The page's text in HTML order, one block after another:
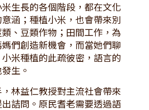
生長的各個階段，都在文化
涵；種植小米，也會帶來別
、豆類作物；田間工作，為
們創造新機會，而當她們聊
米種植的此疏彼密，語言的
生。
益仁教授對主流社會帶來
詰問。原民耆老需要透過語